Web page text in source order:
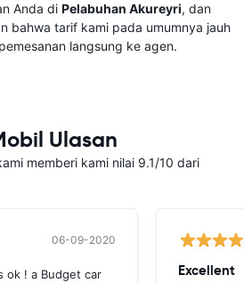
Anda di Pelabuhan Akureyri, dan
bahwa tarif kami pada umumnya jauh
langsung ke agen.
Ulasan
memberi kami nilai 9.1/10 dari
06-09-2020
ok ! a Budget car
Excellent